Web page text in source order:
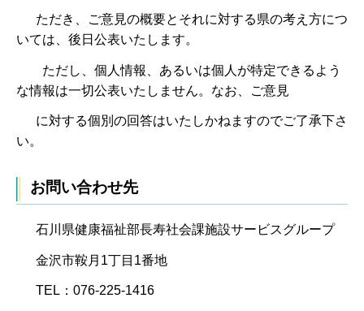
ただき、ご意見の概要とそれに対する県の考え方につ
いては、後日公表いたします。
ただし、個人情報、あるいは個人が特定できるよう
な情報は一切公表いたしません。なお、ご意見
に対する個別の回答はいたしかねますのでご了承下さ
い。
お問い合わせ先
石川県健康福祉部長寿社会課施設サービスグループ
金沢市鞍月1丁目1番地
TEL：076-225-1416